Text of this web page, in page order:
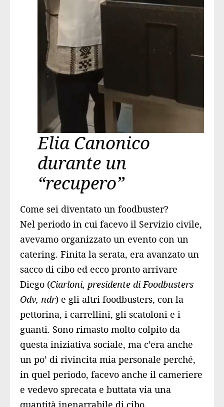
Elia Canonico
durante un
“recupero”
Come sei diventato un foodbuster?
Nel periodo in cui facevo il Servizio civile,
avevamo organizzato un evento con un
catering. Finita la serata, era avanzato un
sacco di cibo ed ecco pronto arrivare
Diego (Ciarloni, presidente di Foodbusters
Odv, ndr) e gli altri foodbusters, con la
pettorina, i carrellini, gli scatoloni e i
guanti. Sono rimasto molto colpito da
questa iniziativa sociale, ma c’era anche
un po’ di rivincita mia personale perché,
in quel periodo, facevo anche il cameriere
e vedevo sprecata e buttata via una